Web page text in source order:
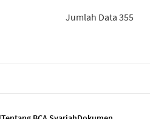
Jumlah Data 355